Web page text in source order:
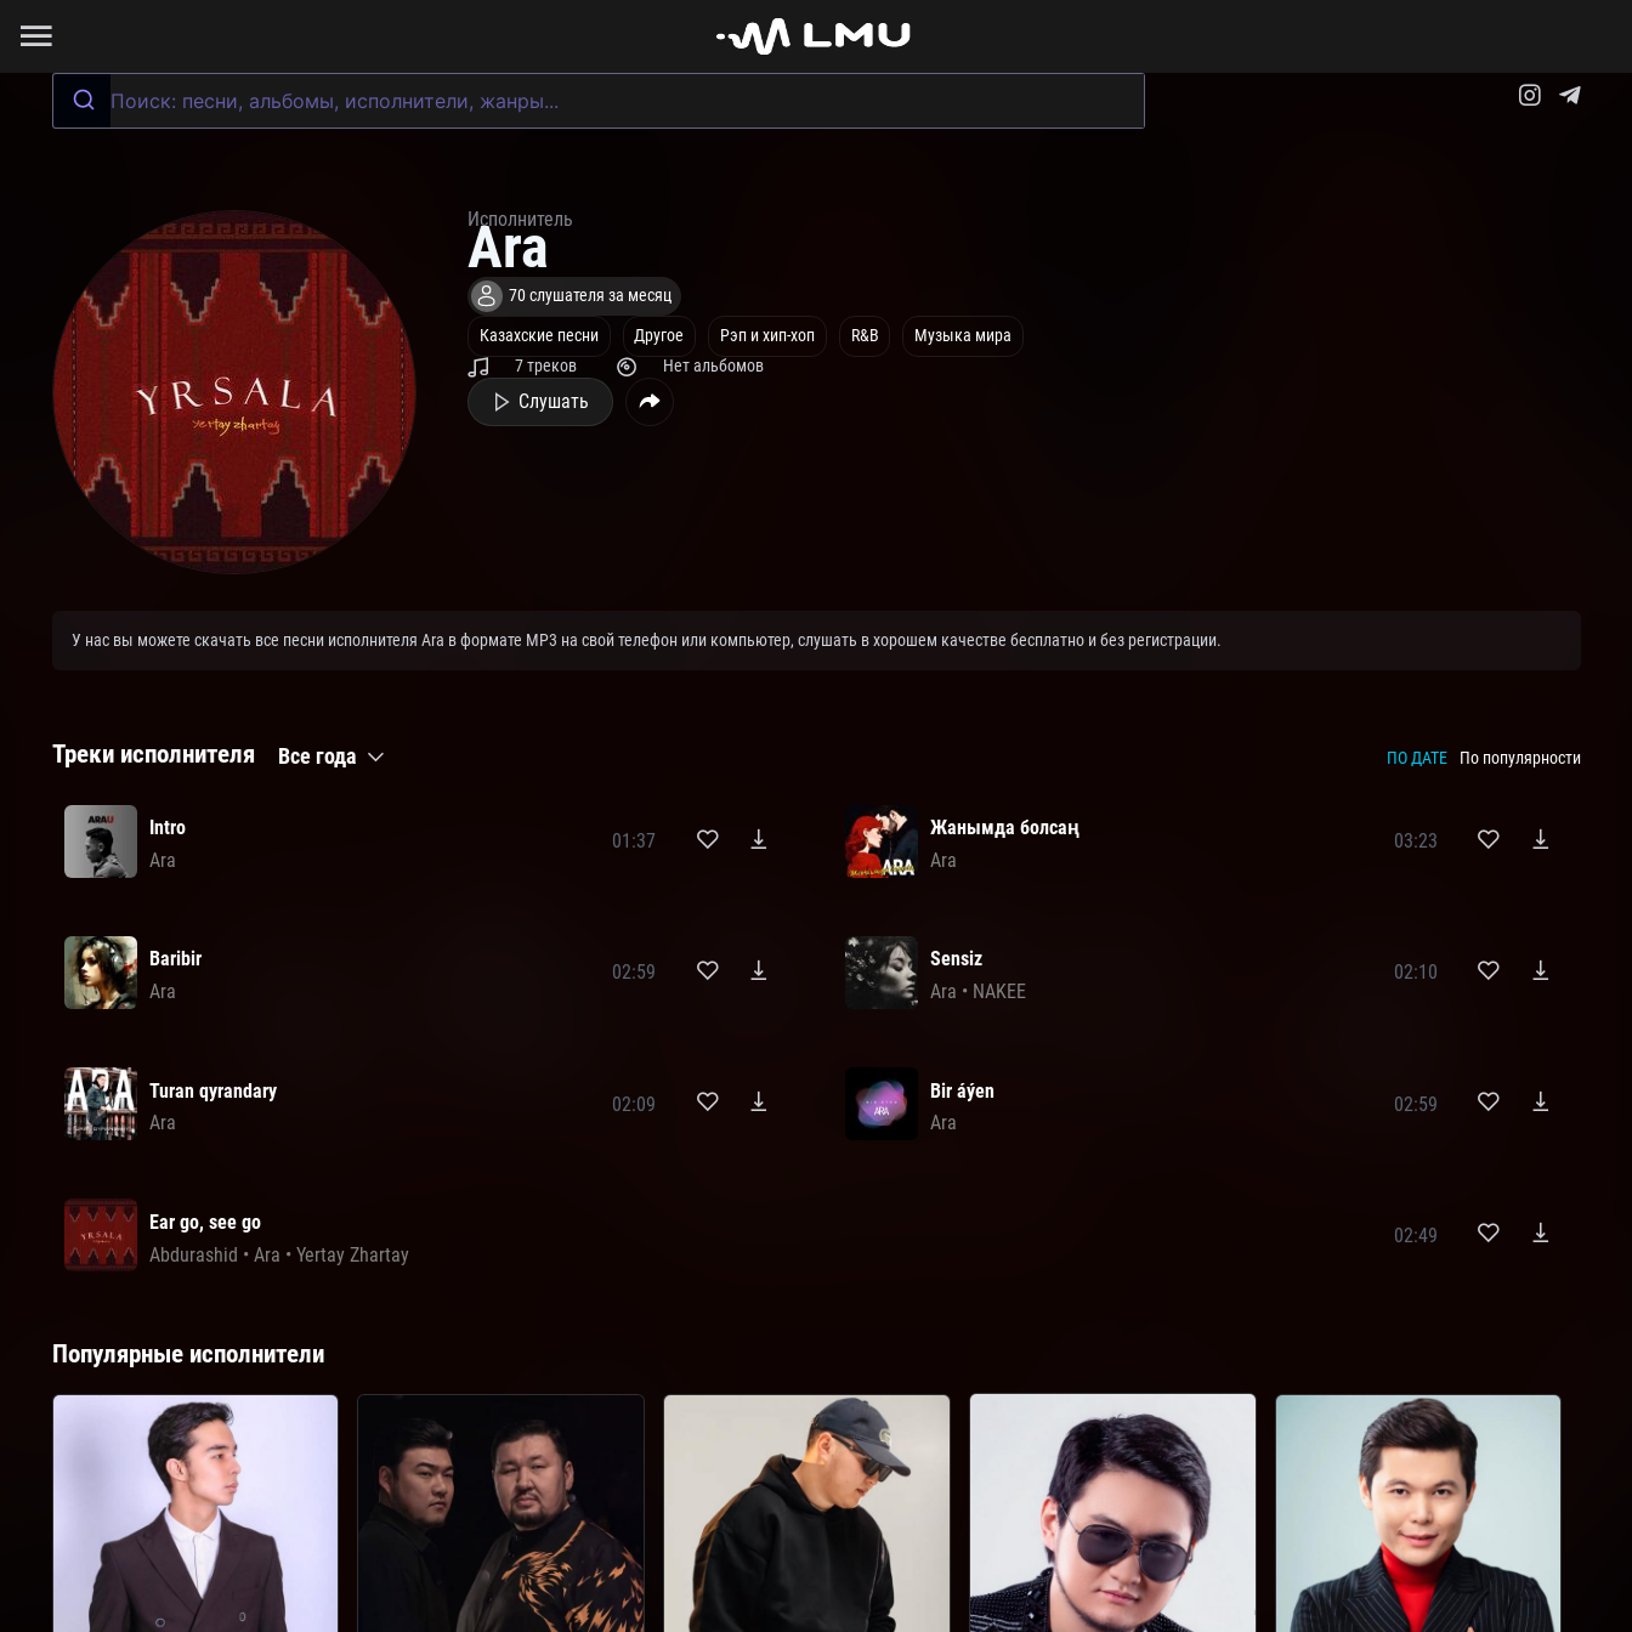
Исполнитель
Ara
70 слушателя за месяц
Казахские песни
Другое Рэп и хип-хоп R&B
Музыка мира
7 треков
Нет альбомов
Слушать
У нас вы можете скачать все песни исполнителя Ara в формате MP3 на свой телефон или компьютер, слушать в хорошем качестве бесплатно и без регистрации.
Треки исполнителя Все года ПО ДАТЕ По популярности
Intro
Ara
01:37
Жанымда болсаң
Ara
03:23
Baribir
Ara
02:59
Sensiz
Ara • NAKEE
02:10
Turan qyrandary
Ara
02:09
Bir áýen
Ara
02:59
Ear go, see go
Abdurashid • Ara • Yertay Zhartay
02:49
Популярные исполнители